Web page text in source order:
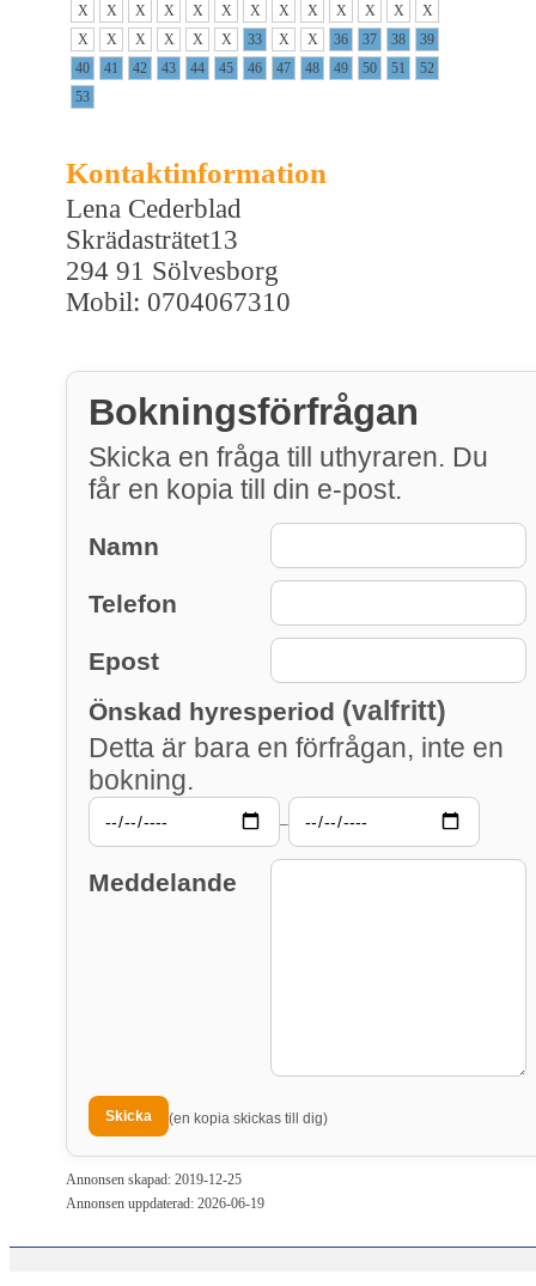
X
X X X X X X X X X X X
X
X
X X X X X 33 X X 36 37 38
39
40
41 42 43 44 45 46 47 48 49 50 51
52
53
Kontaktinformation
Lena Cederblad
Skrädasträtet13
294 91 Sölvesborg
Mobil: 0704067310
Bokningsförfrågan
Skicka en fråga till uthyraren. Du
får en kopia till din e-post.
Namn
Telefon
Epost
Önskad hyresperiod (valfritt)
Detta är bara en förfrågan, inte en
bokning.
–
Meddelande
(en kopia skickas till dig)
Annonsen skapad: 2019-12-25
Annonsen uppdaterad: 2026-06-19